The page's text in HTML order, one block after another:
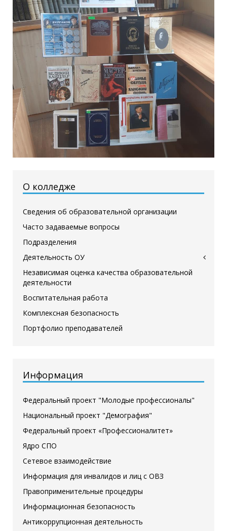
О колледже
Сведения об образовательной организации
Часто задаваемые вопросы
Подразделения
Деятельность ОУ
Независимая оценка качества образовательной
деятельности
Воспитательная работа
Комплексная безопасность
Портфолио преподавателей
Информация
Федеральный проект "Молодые профессионалы"
Национальный проект "Демография"
Федеральный проект «Профессионалитет»
Ядро СПО
Сетевое взаимодействие
Информация для инвалидов и лиц с ОВЗ
Правоприменительные процедуры
Информационная безопасность
Антикоррупционная деятельность